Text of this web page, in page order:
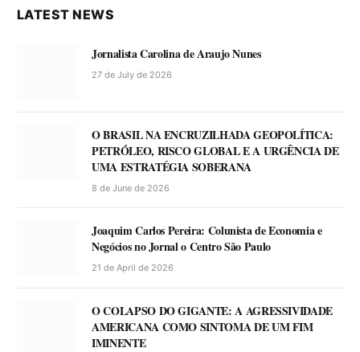
LATEST NEWS
Jornalista Carolina de Araujo Nunes
27 de July de 2026
O BRASIL NA ENCRUZILHADA GEOPOLÍTICA:
PETRÓLEO, RISCO GLOBAL E A URGÊNCIA DE
UMA ESTRATÉGIA SOBERANA
8 de June de 2026
Joaquim Carlos Pereira: Colunista de Economia e
Negócios no Jornal o Centro São Paulo
21 de April de 2026
O COLAPSO DO GIGANTE: A AGRESSIVIDADE
AMERICANA COMO SINTOMA DE UM FIM
IMINENTE